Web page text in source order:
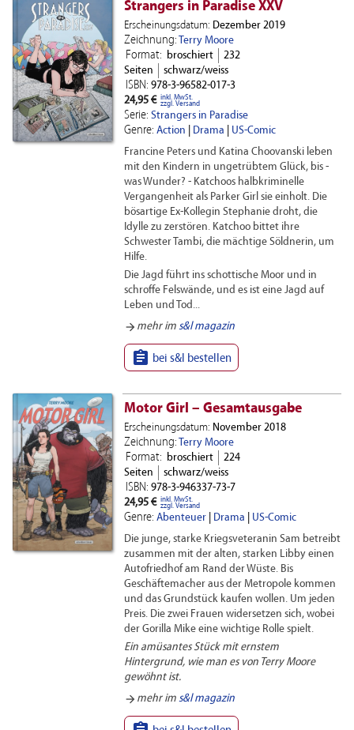
Strangers in Paradise XXV
Erscheinungsdatum: Dezember 2019
Zeichnung: Terry Moore
Format: broschiert
232
Seiten
schwarz/weiss
ISBN: 978-3-96582-017-3
24,95 € inkl. MwSt.
zzgl. Versand
Serie: Strangers in Paradise
Genre: Action Drama
US-Comic
Francine Peters und Katina Choovanski leben
mit den Kindern in ungetrübtem Glück, bis -
was Wunder? - Katchoos halbkriminelle
Vergangenheit als Parker Girl sie einholt. Die
bösartige Ex-Kollegin Stephanie droht, die
Idylle zu zerstören. Katchoo bittet ihre
Schwester Tambi, die mächtige Söldnerin, um
Hilfe.
Die Jagd führt ins schottische Moor und in
schroffe Felswände, und es ist eine Jagd auf
Leben und Tod...
arrow_forward mehr im s&l magazin
 bei s&l bestellen
Motor Girl – Gesamtausgabe
Erscheinungsdatum: November 2018
Zeichnung: Terry Moore
Format: broschiert
224
Seiten
schwarz/weiss
ISBN: 978-3-946337-73-7
24,95 € inkl. MwSt.
zzgl. Versand
Genre: Abenteuer| Drama
US-Comic
Die junge, starke Kriegsveteranin Sam betreibt
zusammen mit der alten, starken Libby einen
Autofriedhof am Rand der Wüste. Bis
Geschäftemacher aus der Metropole kommen
und das Grundstück kaufen wollen. Um jeden
Preis. Die zwei Frauen widersetzen sich, wobei
der Gorilla Mike eine wichtige Rolle spielt.
Ein amüsantes Stück mit ernstem
Hintergrund, wie man es von Terry Moore
gewöhnt ist.
arrow_forward mehr im s&l magazin